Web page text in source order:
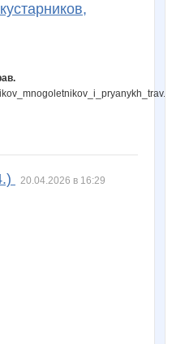
20.04.2026 в 16:29